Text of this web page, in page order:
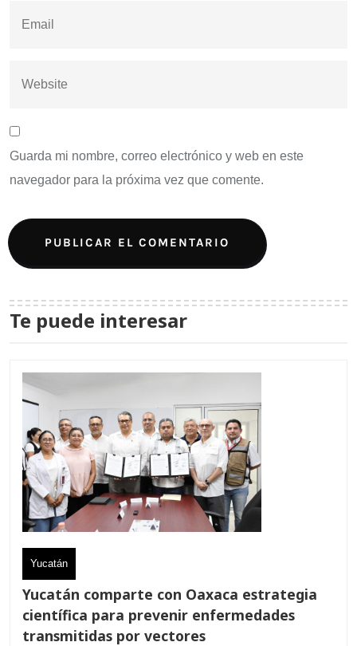
Guarda mi nombre, correo electrónico y web en este
navegador para la próxima vez que comente.
Te puede interesar
Yucatán
Yucatán comparte con Oaxaca estrategia
científica para prevenir enfermedades
transmitidas por vectores